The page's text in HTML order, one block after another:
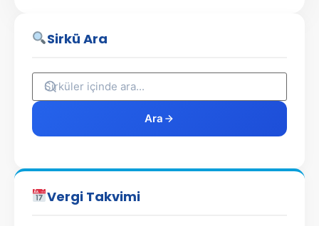
Sirkü Ara
Ara
Vergi Takvimi